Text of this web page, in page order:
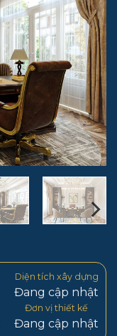
Diện tích xây dựng
Đang cập nhật
Đơn vị thiết kế
Đang cập nhật